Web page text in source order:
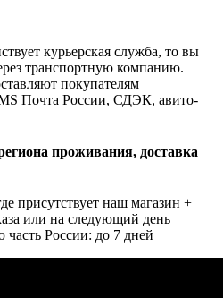
курьерская служба, то вы
транспортную компанию.
покупателям
Почта России, СДЭК, авито-
проживания, доставка
присутствует наш магазин +
или на следующий день
часть России: до 7 дней